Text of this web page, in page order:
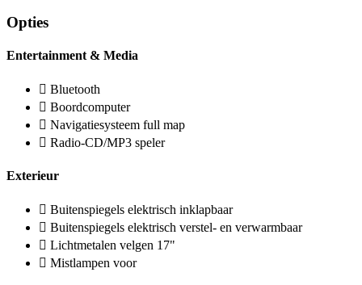
Opties
Entertainment & Media
Bluetooth
Boordcomputer
Navigatiesysteem full map
Radio-CD/MP3 speler
Exterieur
Buitenspiegels elektrisch inklapbaar
Buitenspiegels elektrisch verstel- en verwarmbaar
Lichtmetalen velgen 17"
Mistlampen voor